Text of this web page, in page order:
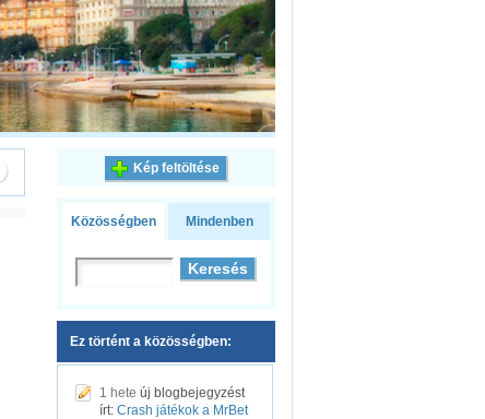
Kép feltöltése
Közösségben Mindenben
Ez történt a közösségben:
1 hete új blogbejegyzést
írt: Crash játékok a MrBet